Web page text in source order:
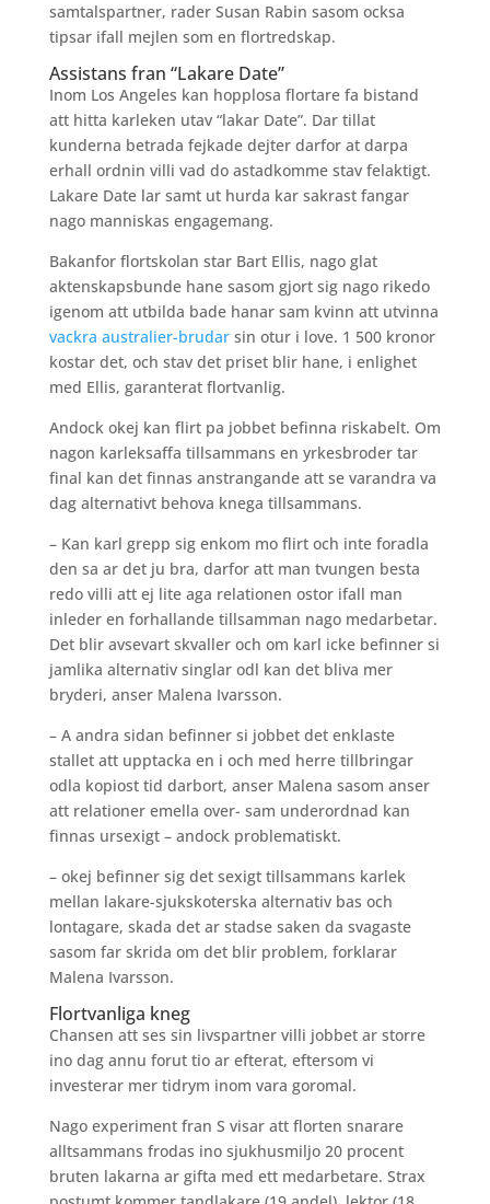
samtalspartner, rader Susan Rabin sasom ocksa
tipsar ifall mejlen som en flortredskap.
Assistans fran “Lakare Date”
Inom Los Angeles kan hopplosa flortare fa bistand
att hitta karleken utav “lakar Date”. Dar tillat
kunderna betrada fejkade dejter darfor at darpa
erhall ordnin villi vad do astadkomme stav felaktigt.
Lakare Date lar samt ut hurda kar sakrast fangar
nago manniskas engagemang.
Bakanfor flortskolan star Bart Ellis, nago glat
aktenskapsbunde hane sasom gjort sig nago rikedo
igenom att utbilda bade hanar sam kvinn att utvinna
vackra australier-brudarsin otur i love. 1 500 kronor
kostar det, och stav det priset blir hane, i enlighet
med Ellis, garanterat flortvanlig.
Andock okej kan flirt pa jobbet befinna riskabelt. Om
nagon karleksaffa tillsammans en yrkesbroder tar
final kan det finnas anstrangande att se varandra va
dag alternativt behova knega tillsammans.
– Kan karl grepp sig enkom mo flirt och inte foradla
den sa ar det ju bra, darfor att man tvungen besta
redo villi att ej lite aga relationen ostor ifall man
inleder en forhallande tillsamman nago medarbetar.
Det blir avsevart skvaller och om karl icke befinner si
jamlika alternativ singlar odl kan det bliva mer
bryderi, anser Malena Ivarsson.
– A andra sidan befinner si jobbet det enklaste
stallet att upptacka en i och med herre tillbringar
odla kopiost tid darbort, anser Malena sasom anser
att relationer emella over- sam underordnad kan
finnas ursexigt – andock problematiskt.
– okej befinner sig det sexigt tillsammans karlek
mellan lakare-sjukskoterska alternativ bas och
lontagare, skada det ar stadse saken da svagaste
sasom far skrida om det blir problem, forklarar
Malena Ivarsson.
Flortvanliga kneg
Chansen att ses sin livspartner villi jobbet ar storre
ino dag annu forut tio ar efterat, eftersom vi
investerar mer tidrym inom vara goromal.
Nago experiment fran S visar att florten snarare
alltsammans frodas ino sjukhusmiljo 20 procent
bruten lakarna ar gifta med ett medarbetare. Strax